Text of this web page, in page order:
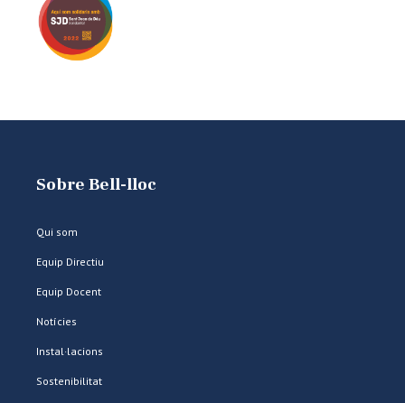
Sobre Bell-lloc
Qui som
Equip Directiu
Equip Docent
Notícies
Instal·lacions
Sostenibilitat